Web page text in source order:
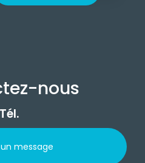
nous
Tél.
message